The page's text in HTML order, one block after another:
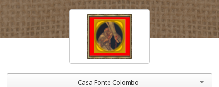
Casa Fonte Colombo